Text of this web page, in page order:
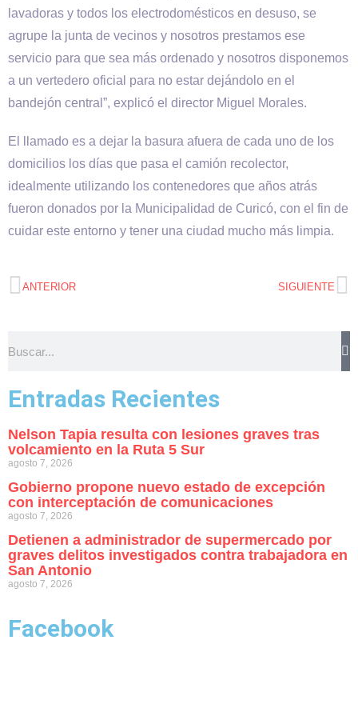
lavadoras y todos los electrodomésticos en desuso, se
agrupe la junta de vecinos y nosotros prestamos ese
servicio para que sea más ordenado y nosotros disponemos
a un vertedero oficial para no estar dejándolo en el
bandejón central”, explicó el director Miguel Morales.
El llamado es a dejar la basura afuera de cada uno de los
domicilios los días que pasa el camión recolector,
idealmente utilizando los contenedores que años atrás
fueron donados por la Municipalidad de Curicó, con el fin de
cuidar este entorno y tener una ciudad mucho más limpia.
ANTERIOR SIGUIENTE
Entradas Recientes
Nelson Tapia resulta con lesiones graves tras
volcamiento en la Ruta 5 Sur
agosto 7, 2026
Gobierno propone nuevo estado de excepción
con interceptación de comunicaciones
agosto 7, 2026
Detienen a administrador de supermercado por
graves delitos investigados contra trabajadora en
San Antonio
agosto 7, 2026
Facebook